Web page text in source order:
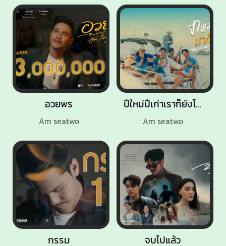
กรรม
อวยพร
Am seatwo
ปีใหม่ปีเก่าเราก็ยังโสด
Am seatwo
จบไปแล้ว